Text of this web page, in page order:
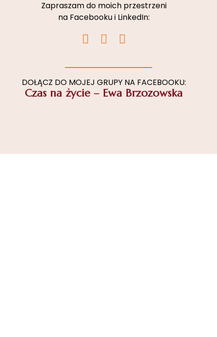
Zapraszam do moich przestrzeni
na Facebooku i LinkedIn:
I
n
t
a
g
F
a
e
b
o
L
i
k
e
d
DOŁĄCZ DO MOJEJ GRUPY NA FACEBOOKU:
Czas na życie – Ewa Brzozowska